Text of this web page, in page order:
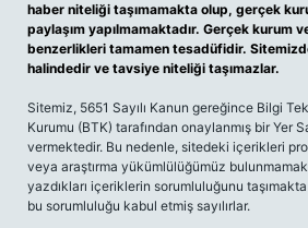
haber niteliği taşımamakta olup, gerçek
paylaşım yapılmamaktadır. Gerçek kurum
benzerlikleri tamamen tesadüfidir.
halindedir ve tavsiye niteliği taşımazlar.
Sitemiz, 5651 Sayılı Kanun gereğince Bilgi
Kurumu (BTK) tarafından onaylanmış bir Yer
vermektedir. Bu nedenle, sitedeki içerikleri
veya araştırma yükümlülüğümüz
yazdıkları içeriklerin sorumluluğunu
bu sorumluluğu kabul etmiş sayılırlar.